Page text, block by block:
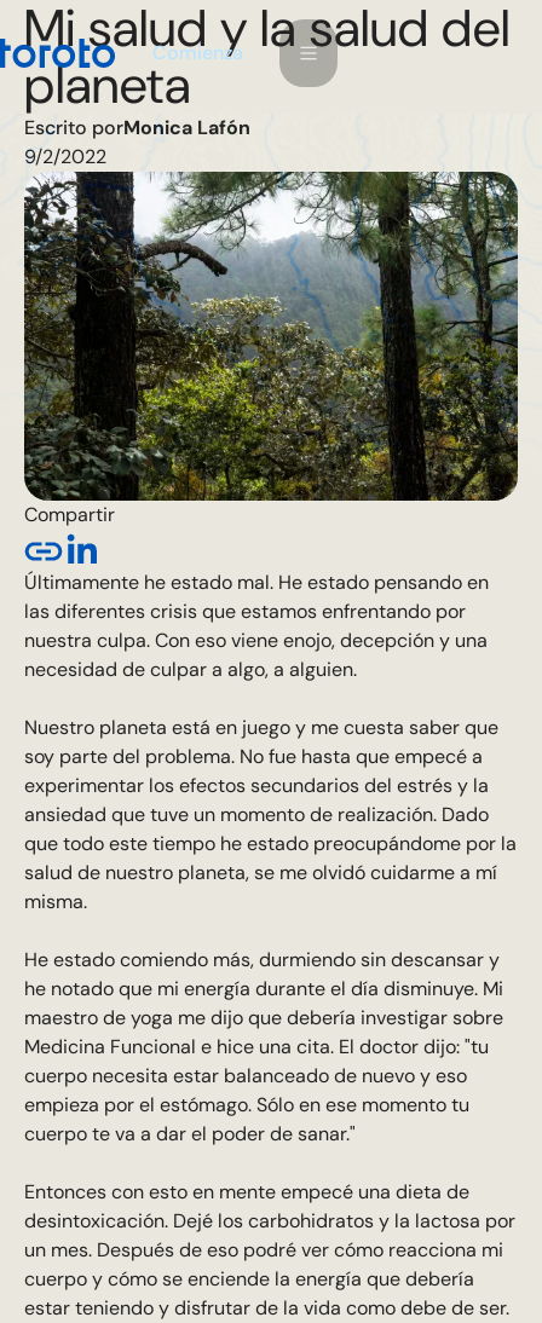
Comienza
Mi salud y la salud del
planeta
Escrito porMonica Lafón
9/2/2022
Compartir
Últimamente he estado mal. He estado pensando en
las diferentes crisis que estamos enfrentando por
nuestra culpa. Con eso viene enojo, decepción y una
necesidad de culpar a algo, a alguien.
Nuestro planeta está en juego y me cuesta saber que
soy parte del problema. No fue hasta que empecé a
experimentar los efectos secundarios del estrés y la
ansiedad que tuve un momento de realización. Dado
que todo este tiempo he estado preocupándome por la
salud de nuestro planeta, se me olvidó cuidarme a mí
misma.
He estado comiendo más, durmiendo sin descansar y
he notado que mi energía durante el día disminuye. Mi
maestro de yoga me dijo que debería investigar sobre
Medicina Funcional e hice una cita. El doctor dijo: "tu
cuerpo necesita estar balanceado de nuevo y eso
empieza por el estómago. Sólo en ese momento tu
cuerpo te va a dar el poder de sanar."
Entonces con esto en mente empecé una dieta de
desintoxicación. Dejé los carbohidratos y la lactosa por
un mes. Después de eso podré ver cómo reacciona mi
cuerpo y cómo se enciende la energía que debería
estar teniendo y disfrutar de la vida como debe de ser.